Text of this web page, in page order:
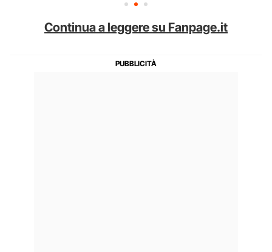
Continua a leggere su Fanpage.it